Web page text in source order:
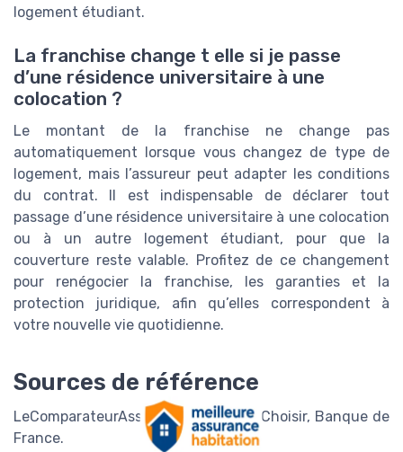
logement étudiant.
La franchise change t elle si je passe
d’une résidence universitaire à une
colocation ?
Le montant de la franchise ne change pas
automatiquement lorsque vous changez de type de
logement, mais l’assureur peut adapter les conditions
du contrat. Il est indispensable de déclarer tout
passage d’une résidence universitaire à une colocation
ou à un autre logement étudiant, pour que la
couverture reste valable. Profitez de ce changement
pour renégocier la franchise, les garanties et la
protection juridique, afin qu’elles correspondent à
votre nouvelle vie quotidienne.
Sources de référence
LeComparateurAssurance, UFC Que Choisir, Banque de
France.